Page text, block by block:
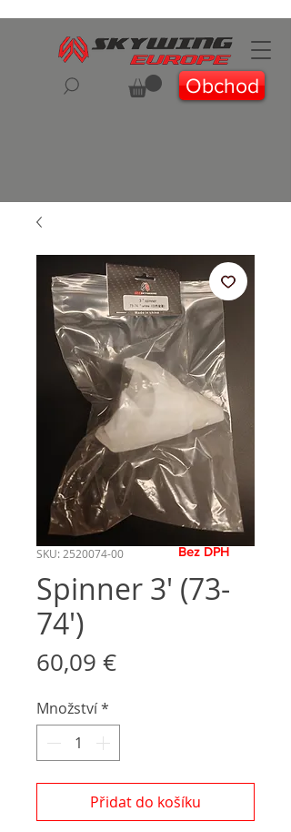
Obchod
SKU: 2520074-00
Spinner 3' (73-
74')
60,09 €Cena
Množství*
Přidat do košíku
Bez DPH